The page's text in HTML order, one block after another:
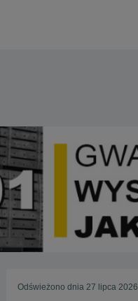
Odświeżono dnia 27 lipca 2026